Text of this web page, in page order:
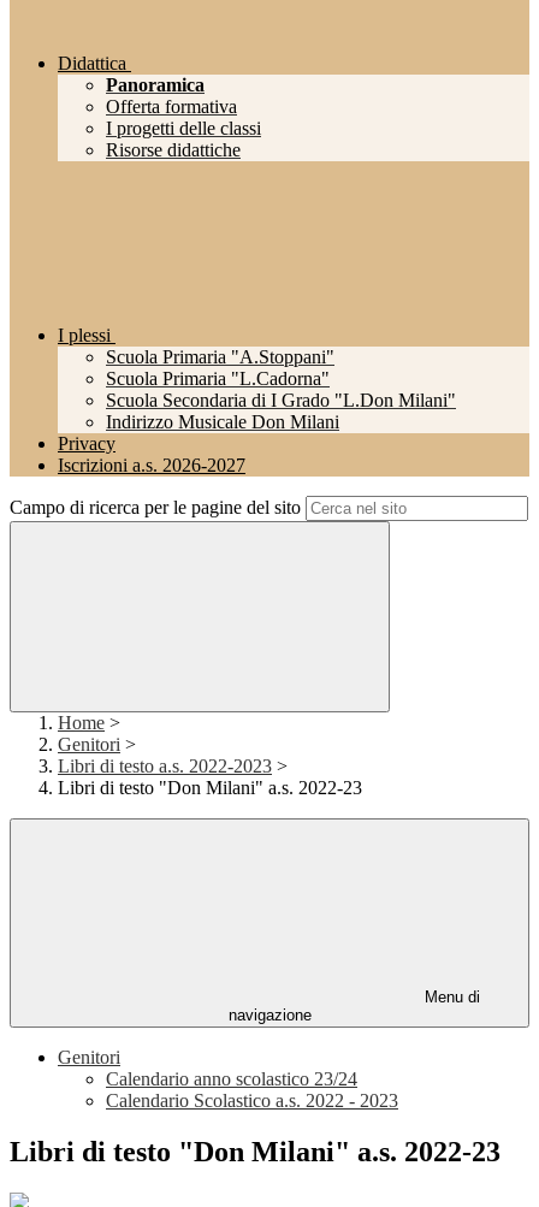
Didattica
Panoramica
Offerta formativa
I progetti delle classi
Risorse didattiche
I plessi
Scuola Primaria "A.Stoppani"
Scuola Primaria "L.Cadorna"
Scuola Secondaria di I Grado "L.Don Milani"
Indirizzo Musicale Don Milani
Privacy
Iscrizioni a.s. 2026-2027
Campo di ricerca per le pagine del sito
Home >
Genitori >
Libri di testo a.s. 2022-2023 >
Libri di testo "Don Milani" a.s. 2022-23
Menu di
navigazione
Genitori
Calendario anno scolastico 23/24
Calendario Scolastico a.s. 2022 - 2023
Libri di testo "Don Milani" a.s. 2022-23